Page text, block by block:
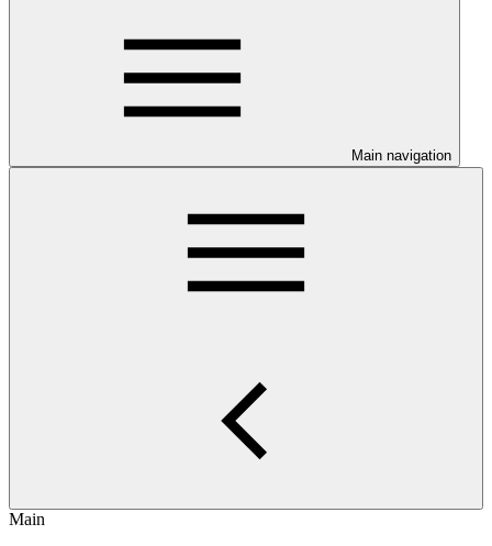
Main navigation
Main